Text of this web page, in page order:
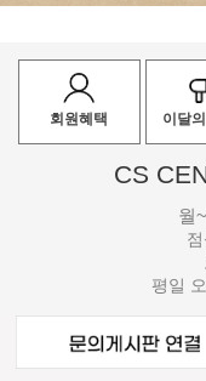
회원혜택 이달
CS
월
평일